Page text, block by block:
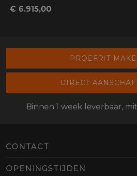
€ 6.915,00
PROEFRIT
DIRECT
Binnen 1 week leverbaar,
CONTACT
OPENINGSTIJDEN